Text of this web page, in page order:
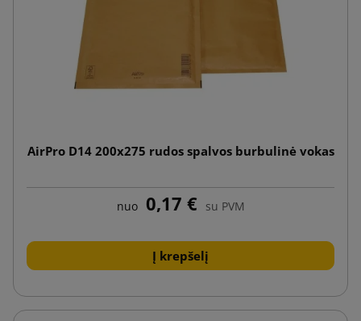
AirPro D14 200x275 rudos spalvos burbulinė vokas
nuo 0,17 € su PVM
Į krepšelį